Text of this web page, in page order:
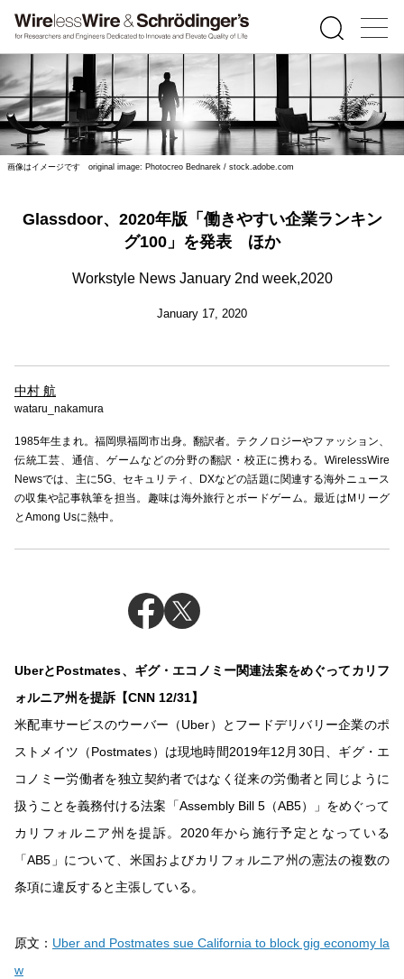
画像はイメージです original image: Photocreo Bednarek / stock.adobe.com
Glassdoor、2020年版「働きやすい企業ランキン
グ100」を発表 ほか
Workstyle News January 2nd week,2020
January 17, 2020
中村 航
wataru_nakamura
1985年生まれ。福岡県福岡市出身。翻訳者。テクノロジーやファッション、
伝統工芸、通信、ゲームなどの分野の翻訳・校正に携わる。WirelessWire
Newsでは、主に5G、セキュリティ、DXなどの話題に関連する海外ニュース
の収集や記事執筆を担当。趣味は海外旅行とボードゲーム。最近はMリーグ
とAmong Usに熱中。
UberとPostmates、ギグ・エコノミー関連法案をめぐってカリフ
ォルニア州を提訴【CNN 12/31】
米配車サービスのウーバー（Uber）とフードデリバリー企業のポ
ストメイツ（Postmates）は現地時間2019年12月30日、ギグ・エ
コノミー労働者を独立契約者ではなく従来の労働者と同じように
扱うことを義務付ける法案「Assembly Bill 5（AB5）」をめぐって
カリフォルニア州を提訴。2020年から施行予定となっている
「AB5」について、米国およびカリフォルニア州の憲法の複数の
条項に違反すると主張している。
原文： Uber and Postmates sue California to block gig economy la
w